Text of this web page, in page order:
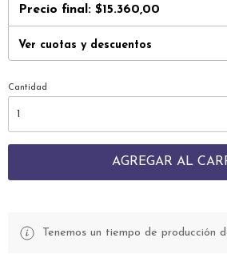
Precio final: $15.360,00
Ver cuotas y descuentos
Cantidad
AGREGAR AL
Tenemos un tiempo de producción